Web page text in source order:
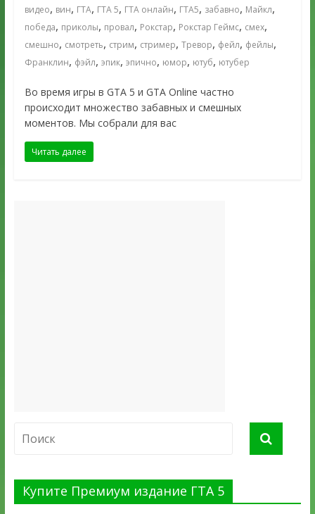
видео, вин, ГТА, ГТА 5, ГТА онлайн, ГТА5, забавно, Майкл,
победа, приколы, провал, Рокстар, Рокстар Геймс, смех,
смешно, смотреть, стрим, стример, Тревор, фейл, фейлы,
Франклин, фэйл, эпик, эпично, юмор, ютуб, ютубер
Во время игры в GTA 5 и GTA Online частно
происходит множество забавных и смешных
моментов. Мы собрали для вас
Читать далее
Купите Премиум издание ГТА 5